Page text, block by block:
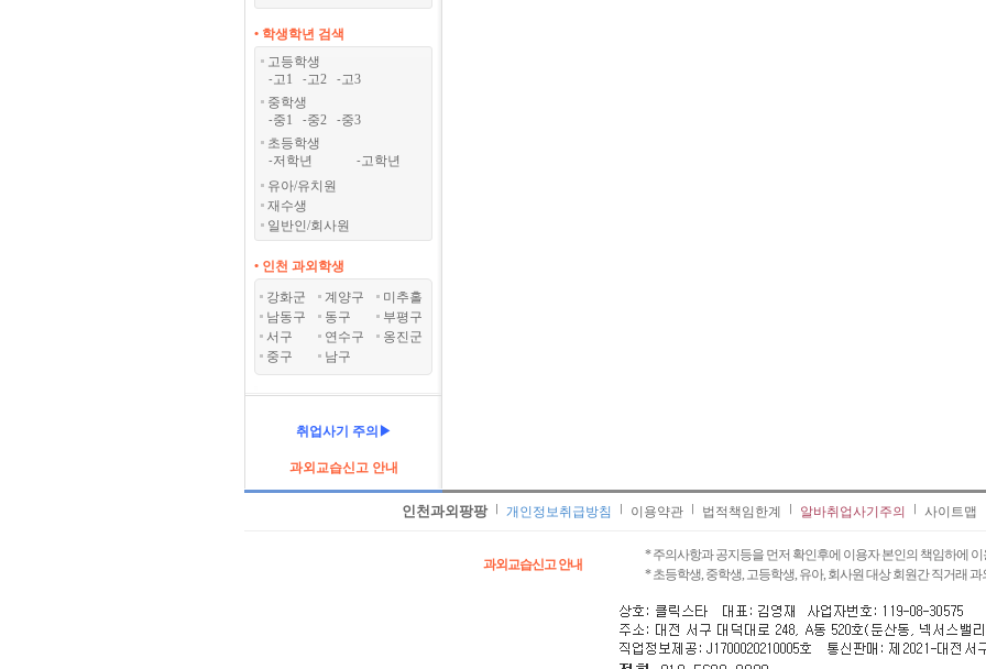
• 학생학년 검색
고등학생
-고1 -고2 -고3
중학생
-중1 -중2 -중3
초등학생
-저학년 -고학년
유아/유치원
재수생
일반인/회사원
• 인천 과외학생
강화군
계양구
미추홀
남동구
동구
부평구
서구
연수구
옹진군
중구
남구
취업사기 주의▶
과외교습신고 안내
인천과외팡팡 개인정보취급방침 이용약관 법적책임한계 알바취업사기주의 사이트맵
과외교습신고 안내
* 주의사항과 공지등을 먼저 확인후에 이용자 본인의 책임하에
* 초등학생, 중학생, 고등학생, 유아, 회사원 대상 회원간 직거래